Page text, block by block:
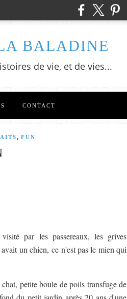
BALADINE
de vie, et de vies...
CONTACT
, FUN
par les passereaux, les grives
un chien, ce n'est pas le mien qui
petite boule de poils transfuge de